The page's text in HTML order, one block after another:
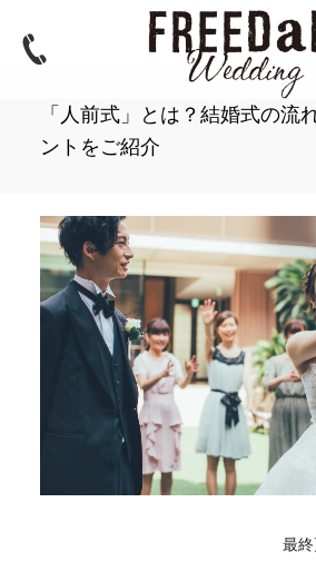
「人前式」とは？結婚式の流
ントをご紹介
最